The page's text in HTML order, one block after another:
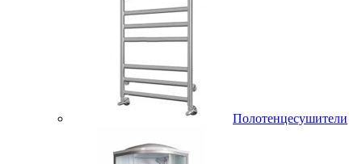
Полотенцесушители